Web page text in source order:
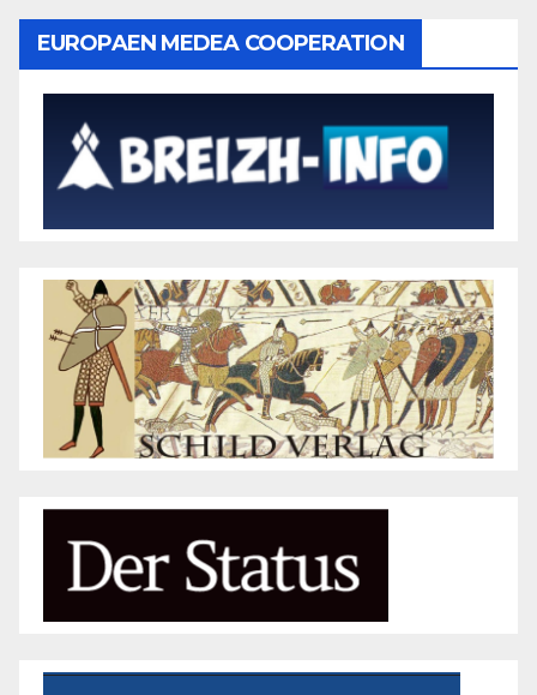
EUROPAEN MEDEA COOPERATION